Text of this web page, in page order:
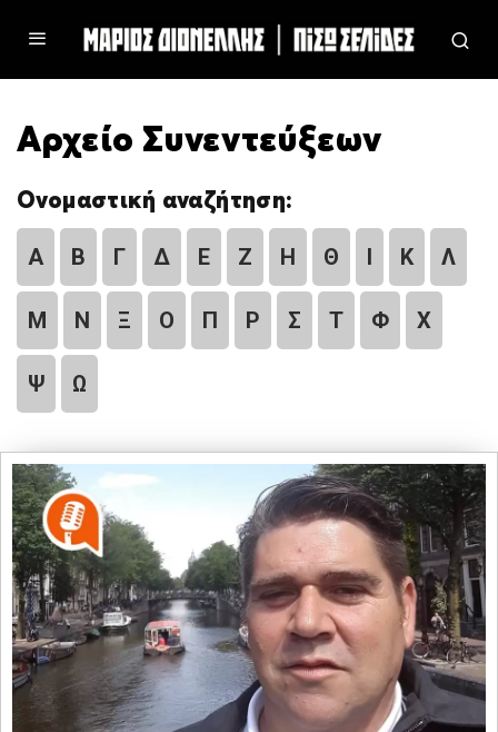
Αρχείο Συνεντεύξεων
Ονομαστική αναζήτηση:
Α Β Γ Δ Ε Ζ Η Θ Ι Κ Λ
Μ Ν Ξ Ο Π Ρ Σ Τ Φ Χ
Ψ Ω